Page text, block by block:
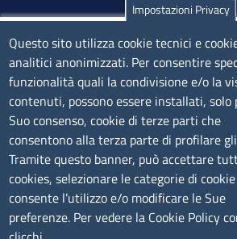
Olbia
Via Nanni 43 - 07026 Olbia
Tel. 0789 66122 | 0789 69580
mail:ufficio.olbia@ss.camcom.it
lunedì al venerdì: 9,00 - 12,00; lunedì
- 17,00
CONTATTI
Impostazioni Privacy
Questo sito utilizza cookie tecnici e
analitici anonimizzati. Per consentire
funzionalità quali la condivisione e/o la
contenuti, possono essere installati, solo
Suo consenso, cookie di terze parti che
consentono alla terza parte di profilare
Tramite questo banner, può accettare
cookies, selezionare le categorie di
consente l’utilizzo e/o modificare le Sue
preferenze. Per vedere la Cookie Policy